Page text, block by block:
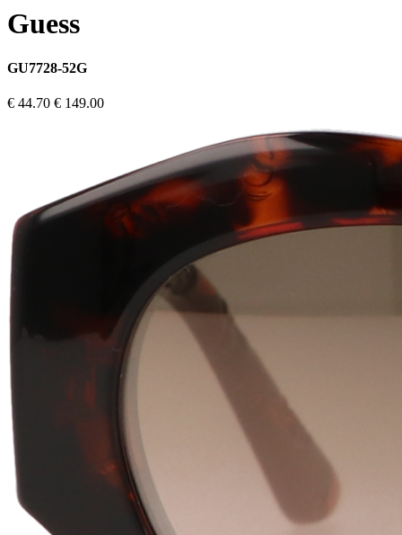
Guess
GU7728-52G
€ 44.70 € 149.00